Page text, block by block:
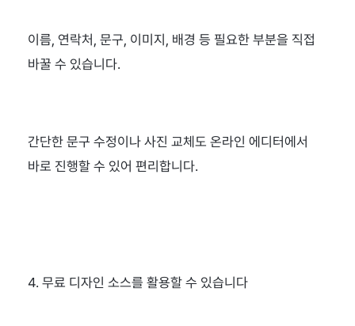
이름, 연락처, 문구, 이미지, 배경 등 필요한 부분을 직접
바꿀 수 있습니다.
간단한 문구 수정이나 사진 교체도 온라인 에디터에서
바로 진행할 수 있어 편리합니다.
4. 무료 디자인 소스를 활용할 수 있습니다